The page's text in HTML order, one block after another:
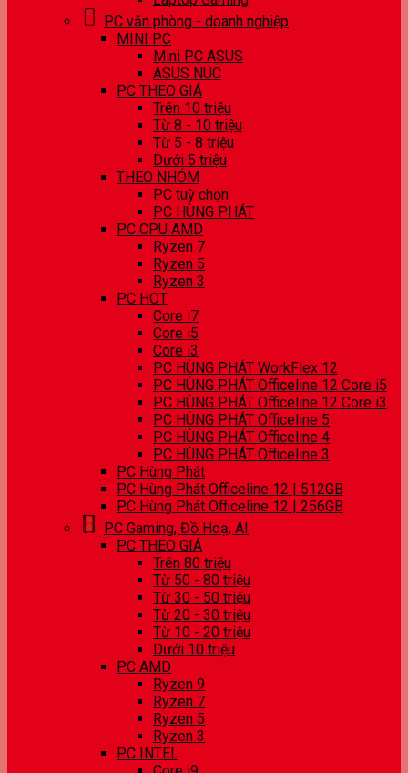
PC văn phòng - doanh nghiệp
MINI PC
Mini PC ASUS
ASUS NUC
PC THEO GIÁ
Trên 10 triệu
Từ 8 - 10 triệu
Từ 5 - 8 triệu
Dưới 5 triệu
THEO NHÓM
PC tuỳ chọn
PC HÙNG PHÁT
PC CPU AMD
Ryzen 7
Ryzen 5
Ryzen 3
PC HOT
Core i7
Core i5
Core i3
PC HÙNG PHÁT WorkFlex 12
PC HÙNG PHÁT Officeline 12 Core i5
PC HÙNG PHÁT Officeline 12 Core i3
PC HÙNG PHÁT Officeline 5
PC HÙNG PHÁT Officeline 4
PC HÙNG PHÁT Officeline 3
PC Hùng Phát
PC Hùng Phát Officeline 12 | 512GB
PC Hùng Phát Officeline 12 | 256GB
PC Gaming, Đồ Hoạ, AI
PC THEO GIÁ
Trên 80 triệu
Từ 50 - 80 triệu
Từ 30 - 50 triệu
Từ 20 - 30 triệu
Từ 10 - 20 triệu
Dưới 10 triệu
PC AMD
Ryzen 9
Ryzen 7
Ryzen 5
Ryzen 3
PC INTEL